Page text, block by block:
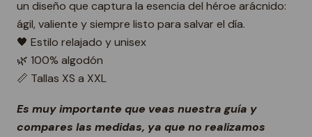
un diseño que captura la esencia del héroe arácnido:
ágil, valiente y siempre listo para salvar el día.
🖤 Estilo relajado y unisex
🌿 100% algodón
📏 Tallas XS a XXL
Es muy importante que veas nuestra guía y
compares las medidas, ya que no realizamos